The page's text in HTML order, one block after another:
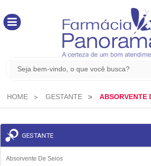
HOME GESTANTE ABSORVENTE
GESTANTE
Absorvente De Seios